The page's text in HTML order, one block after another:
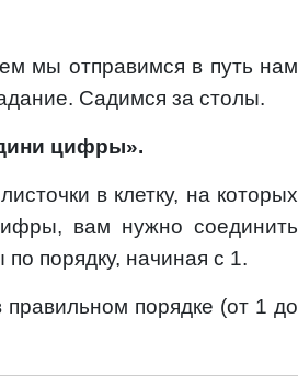
мы отправимся в путь нам
Садимся за столы.
цифры».
в клетку, на которых
вам нужно соединить
порядку, начиная с 1.
порядке (от 1 до